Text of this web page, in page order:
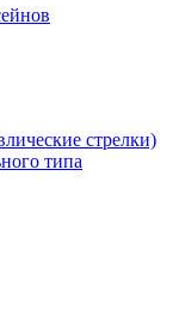
стрелки)
типа